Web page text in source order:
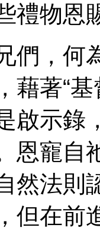
禮物恩
們，何
藉著“
啟示錄
恩寵自
然法則
但在前